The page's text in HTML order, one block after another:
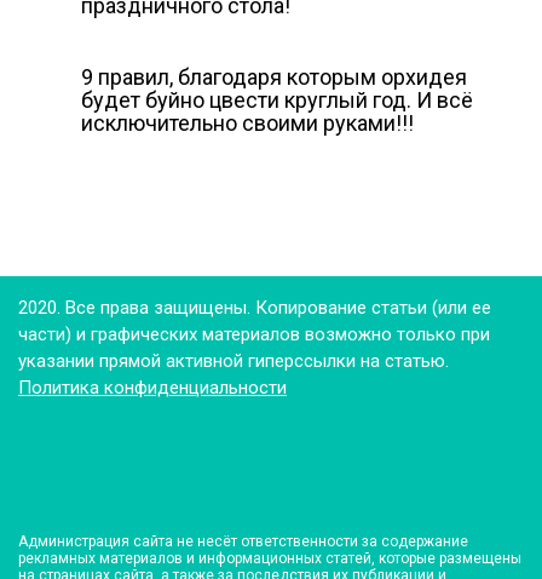
праздничного стола!
9 правил, благодаря которым орхидея
будет буйно цвести круглый год. И всё
исключительно своими руками!!!
2020. Все права защищены. Копирование статьи (или ее
части) и графических материалов возможно только при
указании прямой активной гиперссылки на статью.
Политика конфиденциальности
Администрация сайта не несёт ответственности за содержание
рекламных материалов и информационных статей, которые размещены
на страницах сайта, а также за последствия их публикации и